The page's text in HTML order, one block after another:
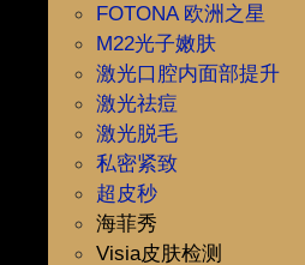
FOTONA 欧洲之星
M22光子嫩肤
激光口腔内面部提升
激光祛痘
激光脱毛
私密紧致
超皮秒
海菲秀
Visia皮肤检测